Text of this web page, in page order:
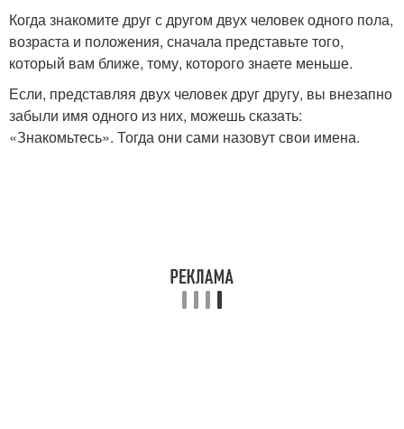
Когда знакомите друг с другом двух человек одного пола,
возраста и положения, сначала представьте того,
который вам ближе, тому, которого знаете меньше.
Если, представляя двух человек друг другу, вы внезапно
забыли имя одного из них, можешь сказать:
«Знакомьтесь». Тогда они сами назовут свои имена.